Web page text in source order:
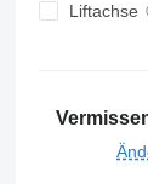
Liftachse